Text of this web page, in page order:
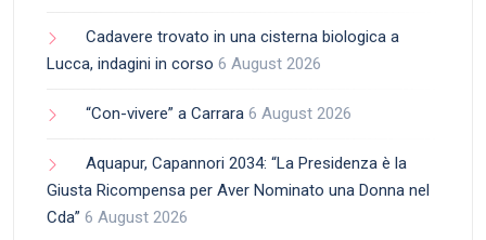
Cadavere trovato in una cisterna biologica a
Lucca, indagini in corso 6 August 2026
“Con-vivere” a Carrara 6 August 2026
Aquapur, Capannori 2034: “La Presidenza è la
Giusta Ricompensa per Aver Nominato una Donna nel
Cda” 6 August 2026